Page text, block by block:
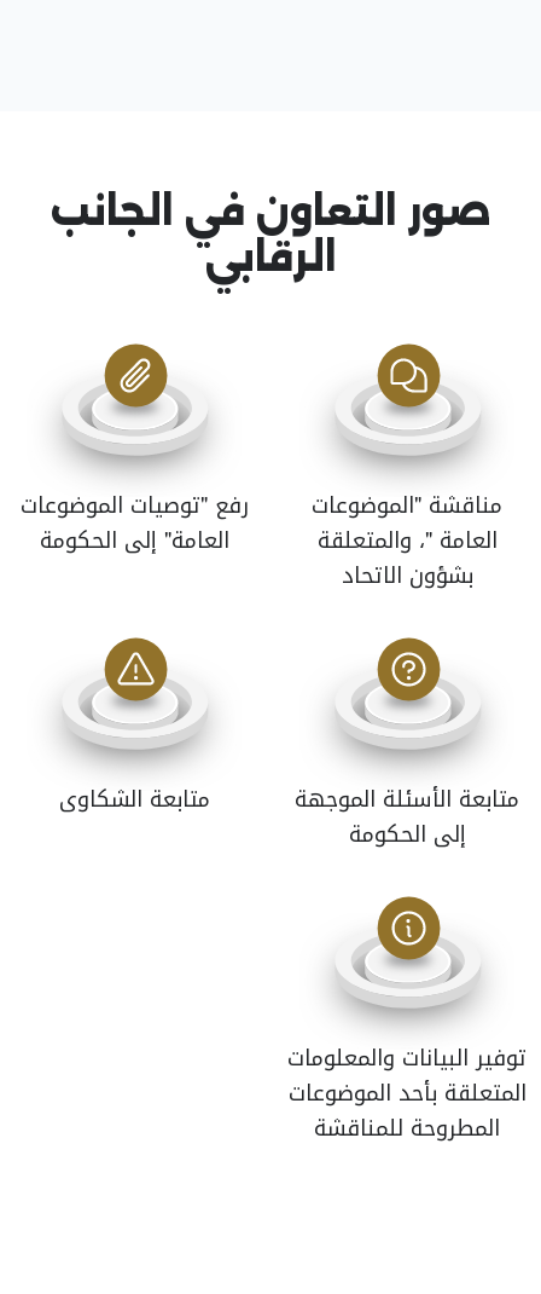
صور التعاون في الجانب
الرقابي
مناقشة "الموضوعات
العامة "، والمتعلقة
بشؤون الاتحاد
رفع "توصيات الموضوعات
العامة" إلى الحكومة
متابعة الأسئلة الموجهة
إلى الحكومة
متابعة الشكاوى
توفير البيانات والمعلومات
المتعلقة بأحد الموضوعات
المطروحة للمناقشة